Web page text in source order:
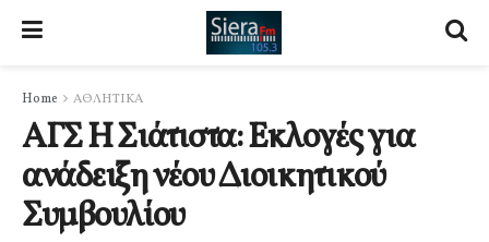
Home ΑΘΛΗΤΙΚΑ
ΑΓΣ Η Σιάτιστα: Εκλογές για
ανάδειξη νέου Διοικητικού
Συμβουλίου